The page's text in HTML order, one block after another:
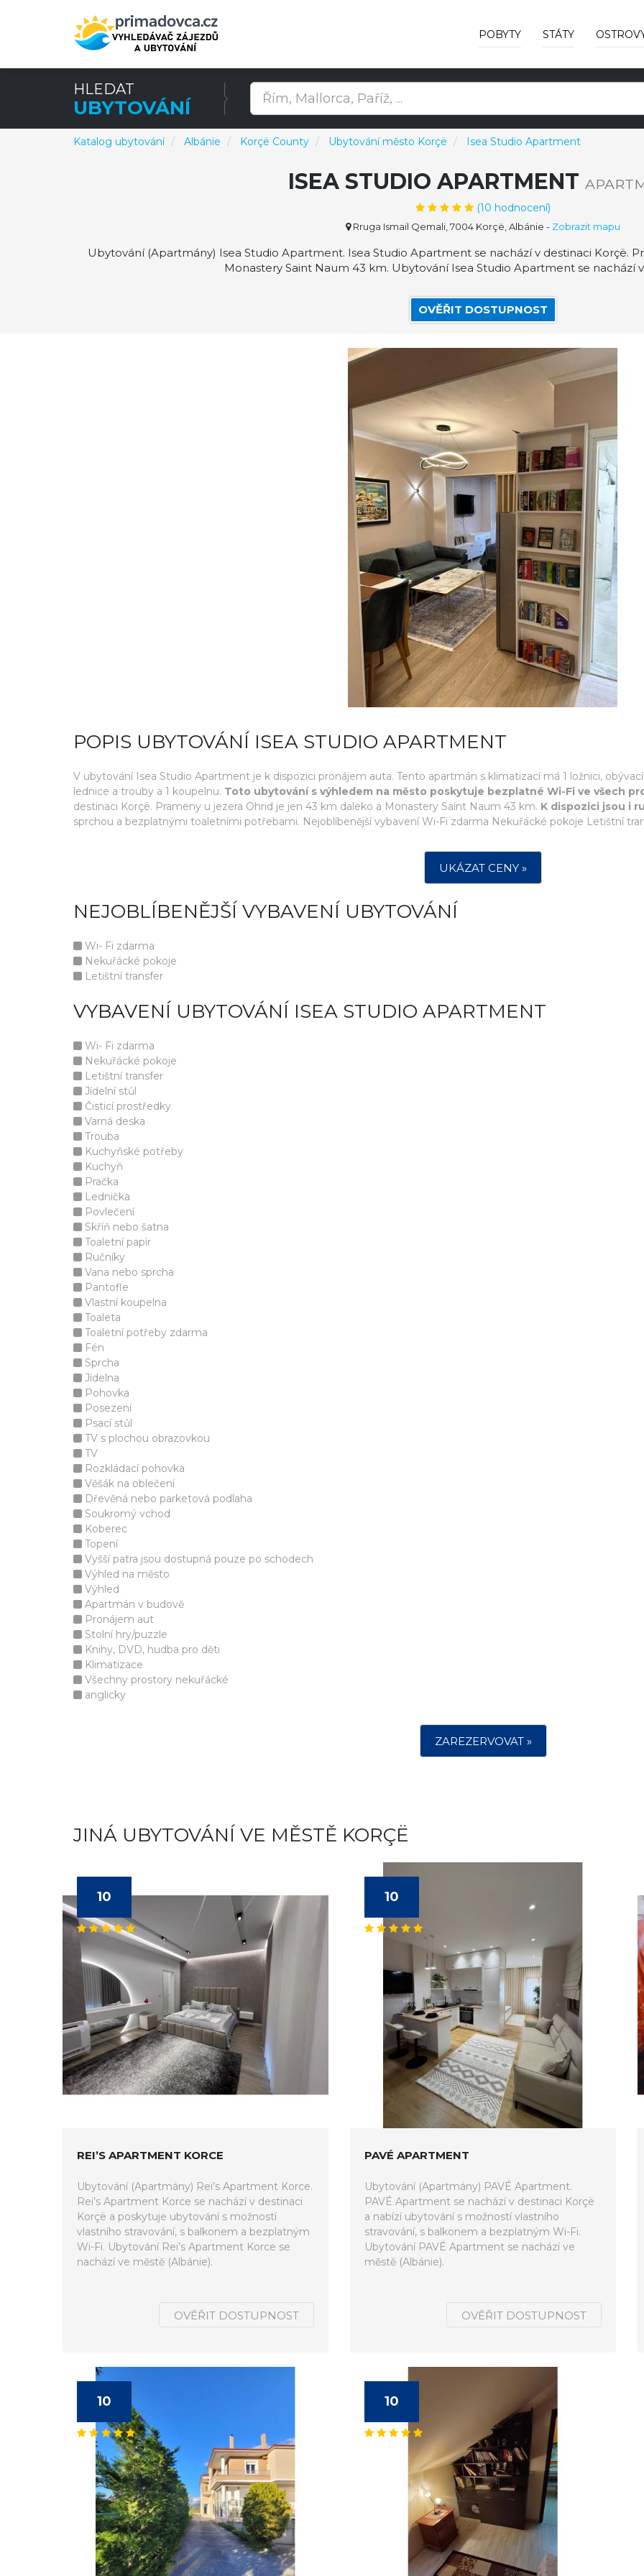
POBYTY STÁTY
HLEDAT
UBYTOVÁNÍ
Katalog ubytování Albánie Korçë County Ubytování město Korçë Isea Studio Apartment
ISEA STUDIO APARTMENT
(10 hodnocení)
Rruga Ismail Qemali, 7004 Korçë, Albánie - Zobrazit mapu
Ubytování (Apartmány) Isea Studio Apartment. Isea Studio Apartment se nachází v destinaci Korçë.
Monastery Saint Naum 43 km. Ubytování Isea Studio Apartment se nachází
OVĚŘIT DOSTUPNOST
POPIS UBYTOVÁNÍ ISEA STUDIO APARTMENT
V ubytování Isea Studio Apartment je k dispozici pronájem auta. Tento apartmán s klimatizací má 1 ložnici,
lednice a trouby a 1 koupelnu. Toto ubytování s výhledem na město poskytuje bezplatné Wi-Fi ve všech
destinaci Korçë. Prameny u jezera Ohrid je jen 43 km daleko a Monastery Saint Naum 43 km. K dispozici jsou i
sprchou a bezplatnými toaletními potřebami. Nejoblíbenější vybavení Wi-Fi zdarma Nekuřácké pokoje Letištní
UKÁZAT CENY »
NEJOBLÍBENĚJŠÍ VYBAVENÍ UBYTOVÁNÍ
Wi- Fi zdarma
Nekuřácké pokoje
Letištní transfer
VYBAVENÍ UBYTOVÁNÍ ISEA STUDIO APARTMENT
Wi- Fi zdarma
Nekuřácké pokoje
Letištní transfer
Jídelní stůl
Čisticí prostředky
Varná deska
Trouba
Kuchyňské potřeby
Kuchyň
Pračka
Lednička
Povlečení
Skříň nebo šatna
Toaletní papír
Ručníky
Vana nebo sprcha
Pantofle
Vlastní koupelna
Toaleta
Toaletní potřeby zdarma
Fén
Sprcha
Jídelna
Pohovka
Posezení
Psací stůl
TV s plochou obrazovkou
TV
Rozkládací pohovka
Věšák na oblečení
Dřevěná nebo parketová podlaha
Soukromý vchod
Koberec
Topení
Vyšší patra jsou dostupná pouze po schodech
Výhled na město
Výhled
Apartmán v budově
Pronájem aut
Stolní hry/puzzle
Knihy, DVD, hudba pro děti
Klimatizace
Všechny prostory nekuřácké
anglicky
ZAREZERVOVAT »
JINÁ UBYTOVÁNÍ VE MĚSTĚ KORÇË
10
REI’S APARTMENT KORCE
Ubytování (Apartmány) Rei’s Apartment Korce.
Rei’s Apartment Korce se nachází v destinaci
Korçë a poskytuje ubytování s možností
vlastního stravování, s balkonem a bezplatným
Wi-Fi. Ubytování Rei’s Apartment Korce se
nachází ve městě (Albánie).
OVĚŘIT DOSTUPNOST
10
PAVÉ APARTMENT
Ubytování (Apartmány) PAVÉ Apartment.
PAVÉ Apartment se nachází v destinaci Korçë
a nabízí ubytování s možností vlastního
stravování, s balkonem a bezplatným Wi-Fi.
Ubytování PAVÉ Apartment se nachází ve
městě (Albánie).
OVĚŘIT DOSTUPNOST
10 10